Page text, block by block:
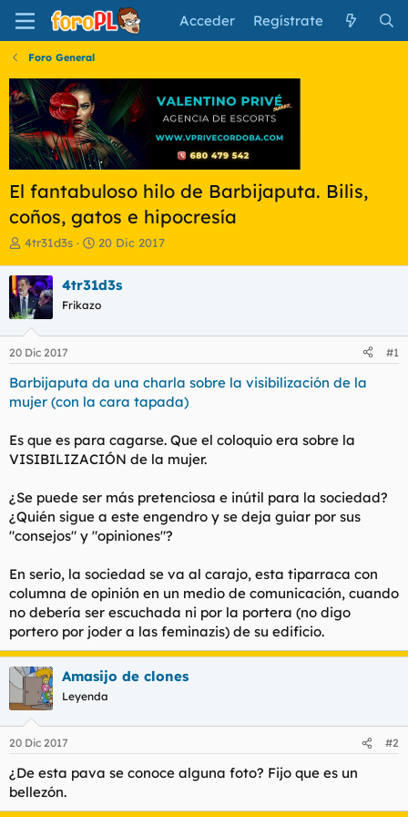
Acceder Regístrate
Foro General
El fantabuloso hilo de Barbijaputa. Bilis,
coños, gatos e hipocresía
I
i
c
i
a
d
o
d
e
t
e
4tr31d3s
F
h
a
e
i
c
o
20 Dic 2017
4tr31d3s
Frikazo
20 Dic 2017 #1
Barbijaputa da una charla sobre la visibilización de la
mujer (con la cara tapada)
Es que es para cagarse. Que el coloquio era sobre la
VISIBILIZACIÓN de la mujer.
¿Se puede ser más pretenciosa e inútil para la sociedad?
¿Quién sigue a este engendro y se deja guiar por sus
"consejos" y "opiniones"?
En serio, la sociedad se va al carajo, esta tiparraca con
columna de opinión en un medio de comunicación, cuando
no debería ser escuchada ni por la portera (no digo
portero por joder a las feminazis) de su edificio.
Amasijo de clones
Leyenda
20 Dic 2017 #2
¿De esta pava se conoce alguna foto? Fijo que es un
bellezón.